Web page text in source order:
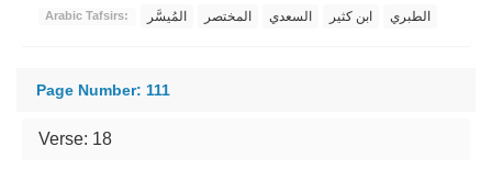
Arabic Tafsirs: المُيسَّر المختصر السعدي ابن كثير الطبري
Page Number: 111
Verse: 18